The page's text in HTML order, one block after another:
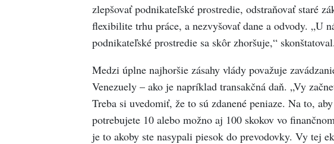
zlepšovať podnikateľské prostredie, odstraňovať staré
flexibilite trhu práce, a nezvyšovať dane a odvody. „U
podnikateľské prostredie sa skôr zhoršuje,“ skonštatoval.
Medzi úplne najhoršie zásahy vlády považuje
Venezuely – ako je napríklad transakčná daň. „Vy
Treba si uvedomiť, že to sú zdanené peniaze. Na to,
potrebujete 10 alebo možno aj 100 skokov vo
je to akoby ste nasypali piesok do prevodovky. Vy tej